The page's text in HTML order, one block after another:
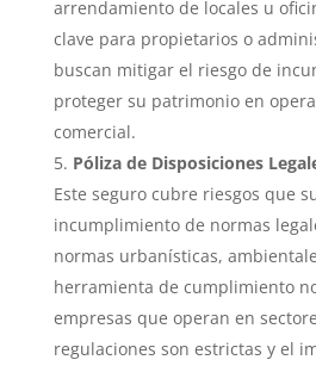
arrendamiento de locales u
clave para propietarios o
buscan mitigar el riesgo de
proteger su patrimonio en
comercial.
Póliza de Disposiciones
Este seguro cubre riesgos que
incumplimiento de normas
normas urbanísticas,
herramienta de cumplimiento
empresas que operan en
regulaciones son estrictas y el